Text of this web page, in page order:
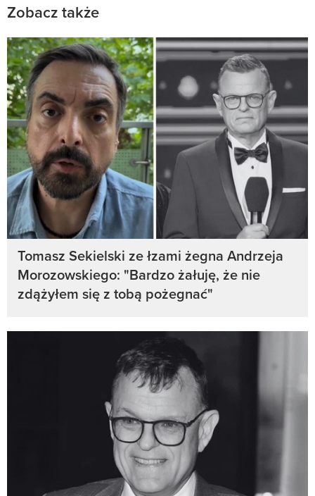
Zobacz także
Tomasz Sekielski ze łzami żegna Andrzeja
Morozowskiego: "Bardzo żałuję, że nie
zdążyłem się z tobą pożegnać"